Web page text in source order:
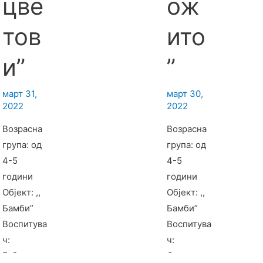
цве
тов
и”
март 31,
2022
Возрасна
група: од
4-5
години
Објект: ,,
Бамби”
Воспитува
ч:
Габриела
ож
ито
”
март 30,
2022
Возрасна
група: од
4-5
години
Објект: ,,
Бамби”
Воспитува
ч:
Светлана